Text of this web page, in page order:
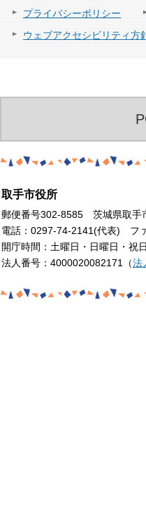
プライバシーポリシー
ウェブアクセシビリティ方
取手市役所
郵便番号302-8585 茨城県取手
電話：0297-74-2141(代表) フ
開庁時間：土曜日・日曜日・祝
法人番号：4000020082171（法